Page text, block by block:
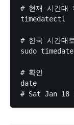
# 현재 시간대
timedatectl
# 한국 시간대
sudo
# 확인
date